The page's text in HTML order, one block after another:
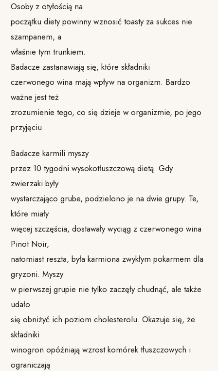
Osoby z otyłością na
początku diety powinny wznosić toasty za sukces nie
szampanem, a
właśnie tym trunkiem.
Badacze zastanawiają się, które składniki
czerwonego wina mają wpływ na organizm. Bardzo
ważne jest też
zrozumienie tego, co się dzieje w organizmie, po jego
przyjęciu.
Badacze karmili myszy
przez 10 tygodni wysokotłuszczową dietą. Gdy
zwierzaki były
wystarczająco grube, podzielono je na dwie grupy. Te,
które miały
więcej szczęścia, dostawały wyciąg z czerwonego wina
Pinot Noir,
natomiast reszta, była karmiona zwykłym pokarmem dla
gryzoni. Myszy
w pierwszej grupie nie tylko zaczęły chudnąć, ale także
udało
się obniżyć ich poziom cholesterolu. Okazuje się, że
składniki
winogron opóźniają wzrost komórek tłuszczowych i
ograniczają